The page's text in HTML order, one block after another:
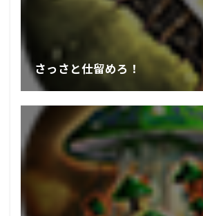
さっさと仕留めろ！